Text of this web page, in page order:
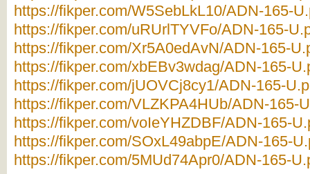
https://fikper.com/W5SebLkL10/ADN-165-
https://fikper.com/uRUrlTYVFo/ADN-165-
https://fikper.com/Xr5A0edAvN/ADN-165-
https://fikper.com/xbEBv3wdag/ADN-165-
https://fikper.com/jUOVCj8cy1/ADN-165-
https://fikper.com/VLZKPA4HUb/ADN-165-
https://fikper.com/voIeYHZDBF/ADN-165-
https://fikper.com/SOxL49abpE/ADN-165-
https://fikper.com/5MUd74Apr0/ADN-165-